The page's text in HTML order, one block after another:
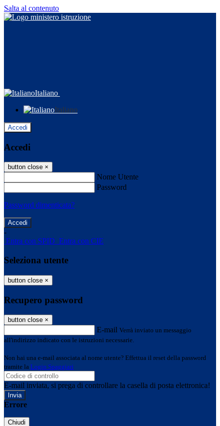
Salta al contenuto
Italiano
Italiano
Accedi
Accedi
button close ×
Nome Utente
Password
Password dimenticata?
-
Entra con SPID Entra con CIE
Seleziona utente
button close ×
Recupero password
button close ×
E-mail Verrà inviato un messaggio
all'indirizzo indicato con le istruzioni necessarie.
Non hai una e-mail associata al nome utente? Effettua il reset della password
tramite la Login Spaggiari
E-mail inviata, si prega di controllare la casella di posta elettronica!
Errore
Chiudi